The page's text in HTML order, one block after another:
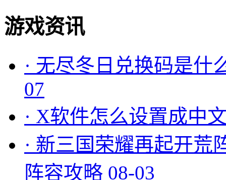
游戏资讯
· 无尽冬日兑换码是什
07
· X软件怎么设置成中
· 新三国荣耀再起开荒
阵容攻略 08-03